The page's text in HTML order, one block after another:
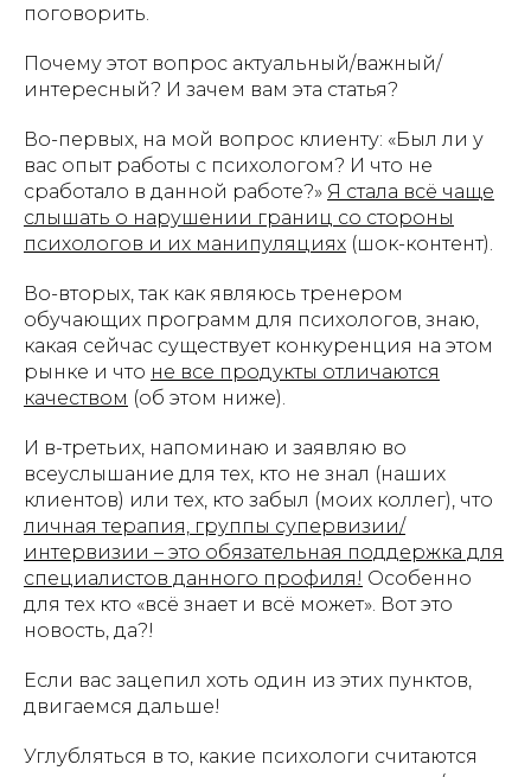
поговорить.
Почему этот вопрос актуальный/важный/
интересный? И зачем вам эта статья?
Во-первых, на мой вопрос клиенту: «Был ли у
вас опыт работы с психологом? И что не
сработало в данной работе?» Я стала всё чаще
слышать о нарушении границ со стороны
психологов и их манипуляциях (шок-контент).
Во-вторых, так как являюсь тренером
обучающих программ для психологов, знаю,
какая сейчас существует конкуренция на этом
рынке и что не все продукты отличаются
качеством (об этом ниже).
И в-третьих, напоминаю и заявляю во
всеуслышание для тех, кто не знал (наших
клиентов) или тех, кто забыл (моих коллег), что
личная терапия, группы супервизии/
интервизии – это обязательная поддержка для
специалистов данного профиля! Особенно
для тех кто «всё знает и всё может». Вот это
новость, да?!
Если вас зацепил хоть один из этих пунктов,
двигаемся дальше!
Углубляться в то, какие психологи считаются